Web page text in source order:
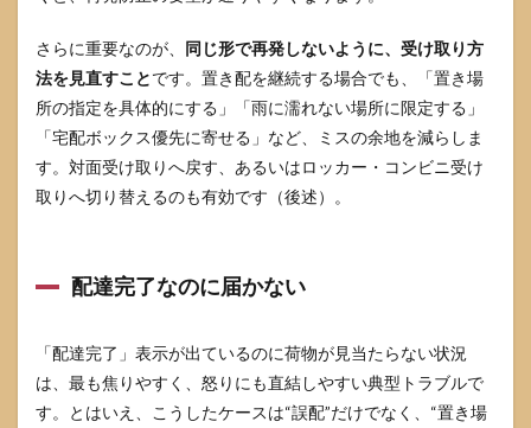
クス
運用
の整
え方
5
クレ
の通
的に
書か
ない
ため
さらに重要なのが、 同じ形で再発しないように、受け取り方
法を見直すことです。置き配を継続する場合でも、「置き場
所の指定を具体的にする」「雨に濡れない場所に限定する」
「宅配ボックス優先に寄せる」など、ミスの余地を減らしま
す。対面受け取りへ戻す、あるいはロッカー・コンビニ受け
取りへ切り替えるのも有効です（後述）。
配達完了なのに届かない
「配達完了」表示が出ているのに荷物が見当たらない状況
は、最も焦りやすく、怒りにも直結しやすい典型トラブルで
す。とはいえ、こうしたケースは“誤配”だけでなく、“置き場